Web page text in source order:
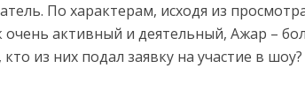
По характерам, исходя из
очень активный и деятельный, Ажар –
из них подал заявку на участие в шоу?